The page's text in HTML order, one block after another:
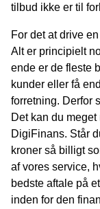
tilbud ikke er til
For det at drive
Alt er principielt
ende er de fleste
kunder eller få
forretning. Derfor
Det kan du
DigiFinans. Står
kroner så billigt
af vores service,
bedste aftale på
inden for den